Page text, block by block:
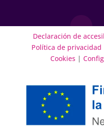
Declaración de
Política de privacidad
Cookies |